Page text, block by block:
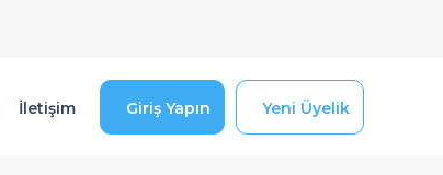
İletişim Giriş Yapın Yeni Üyelik